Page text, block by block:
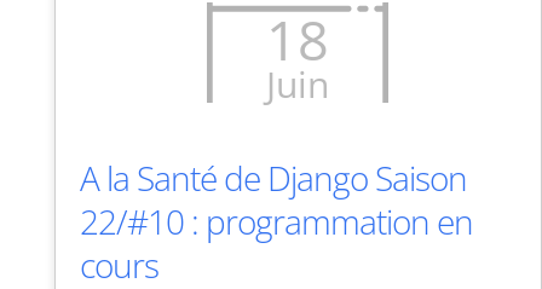
18
Juin
A la Santé de Django Saison
22/#10 : programmation en
cours